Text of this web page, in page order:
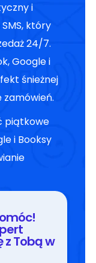
i
który
24/7.
Google i
śnieżnej
zamówień.
piątkowe
i Booksy
z Tobą w